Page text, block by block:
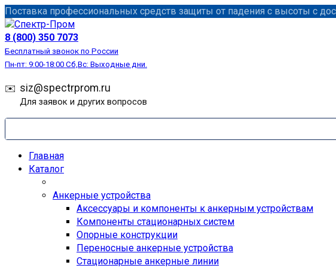
Перейти
к
содержанию
Поставка профессиональных средств защиты от падения с высоты с
8 (800) 350 7073
Бесплатный звонок по России
Пн-пт: 9:00-18:00 Сб,Вс: Выходные дни.
siz@spectrprom.ru
Для заявок и других вопросов
Главная
Каталог
Анкерные устройства
Аксессуары и компоненты к анкерным устройствам
Компоненты стационарных систем
Опорные конструкции
Переносные анкерные устройства
Стационарные анкерные линии